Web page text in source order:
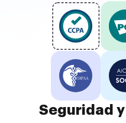
Seguridad